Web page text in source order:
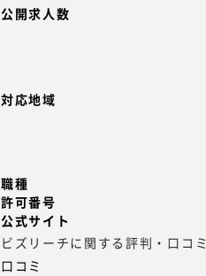
公開求人数
対応地域
職種
許可番号
公式サイト
ビズリーチに関する評判・口コ
口コミ